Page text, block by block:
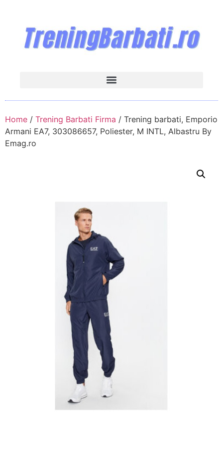
Home / Trening Barbati Firma / Trening barbati, Emporio
Armani EA7, 303086657, Poliester, M INTL, Albastru By
Emag.ro